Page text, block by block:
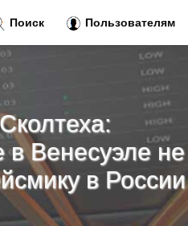
в Венесуэле не
в России
Поиск Пользователям